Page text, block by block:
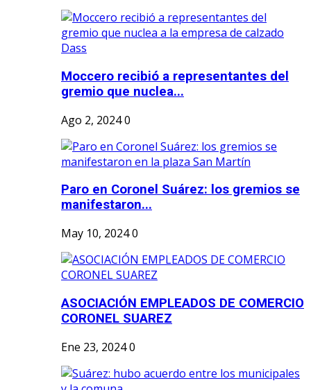
Moccero recibió a representantes del
gremio que nuclea...
Ago 2, 20240
Paro en Coronel Suárez: los gremios se
manifestaron...
May 10, 20240
ASOCIACIÓN EMPLEADOS DE COMERCIO
CORONEL SUAREZ
Ene 23, 20240